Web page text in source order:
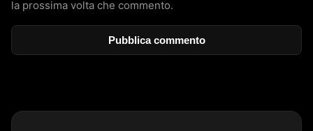
la prossima volta che commento.